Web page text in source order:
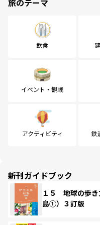
飲食
イベント・観戦
アクティビティ 鉄
新刊ガイドブック
１５ 地球の歩
島①）３訂版